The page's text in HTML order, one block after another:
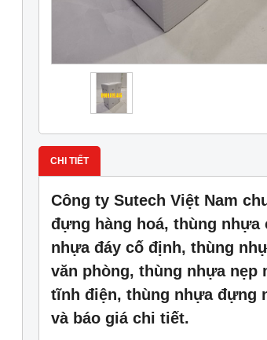
CHI TIẾT
Công ty Sutech Việt Nam
đựng hàng hoá, thùng
nhựa đáy cố định, thùng
văn phòng, thùng nhựa nẹp
tĩnh điện, thùng nhựa đựng
và báo giá chi tiết.